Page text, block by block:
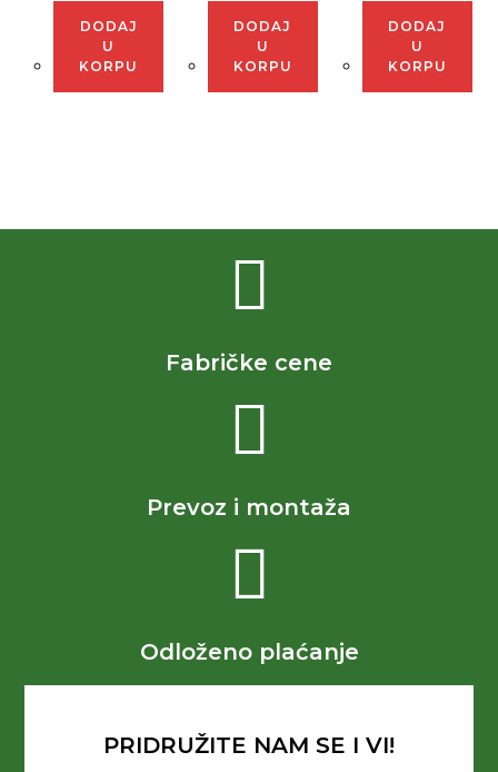
DODAJ
U
KORPU
DODAJ
U
KORPU
DODAJ
U
KORPU
Fabričke cene
Prevoz i montaža
Odloženo plaćanje
PRIDRUŽITE NAM SE I VI!